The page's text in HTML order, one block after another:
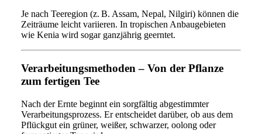
Je nach Teeregion (z. B. Assam, Nepal, Nilgiri) können die
Zeiträume leicht variieren. In tropischen Anbaugebieten
wie Kenia wird sogar ganzjährig geerntet.
Verarbeitungsmethoden – Von der Pflanze
zum fertigen Tee
Nach der Ernte beginnt ein sorgfältig abgestimmter
Verarbeitungsprozess. Er entscheidet darüber, ob aus dem
Pflückgut ein grüner, weißer, schwarzer, oolong oder